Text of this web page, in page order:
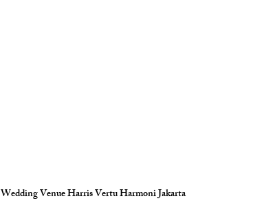
Wedding Venue Harris Vertu Harmoni Jakarta